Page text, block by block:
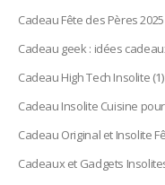
Cadeau Fête des Pères 2025
Cadeau geek : idées
Cadeau High Tech Insolite(1)
Cadeau Insolite Cuisine
Cadeau Original et Insolite
Cadeaux et Gadgets